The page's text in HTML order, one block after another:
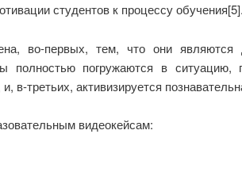
студентов к процессу обучения[5].
во-первых, тем, что они являются
полностью погружаются в ситуацию,
третьих, активизируется
видеокейсам: